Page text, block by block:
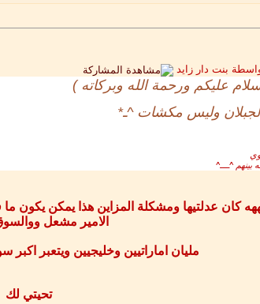
بنت دار زايد
عليكم ورحمة الله وبركاته )
وليس مكشات ^ـ*
^ــــ^
كان عدلتيها ومشكلة المزاين هذا يمكن يكون
الامير مشعل
مليان اماراتيين وخليجيين ويتعبر اكبر
تحيتي لك